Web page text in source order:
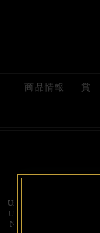
商品情報 賞
お問い合
Uncle Nearest Premium
UNCLE NEAREST,
NATHAN GREEN,